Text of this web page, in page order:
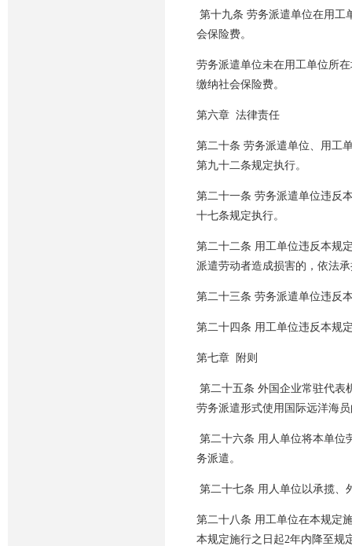
第十九条 劳务派遣单位在用工
会保险费。
劳务派遣单位未在用工单位所
缴纳社会保险费。
第六章 法律责任
第二十条 劳务派遣单位、用工
第九十二条规定执行。
第二十一条 劳务派遣单位违反
十七条规定执行。
第二十二条 用工单位违反本规
派遣劳动者造成损害的，依法
第二十三条 劳务派遣单位违反
第二十四条 用工单位违反本规
第七章 附则
第二十五条 外国企业常驻代表
劳务派遣形式使用国际远洋海
第二十六条 用人单位将本单位
务派遣。
第二十七条 用人单位以承揽、
第二十八条 用工单位在本规定
本规定施行之日起2年内降至规